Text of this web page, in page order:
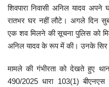
सेहत
धर्म
राशिफल
शिवपारा निवासी अनिल यादव
रातभर घर नहीं लौटे। अगले दिन
एक शव मिलने की सूचना पुलिस को
अनिल यादव के रूप में की। उनके सिर
मामले की गंभीरता को देखते हुए
490/2025 धारा 103(1) बीएनएस